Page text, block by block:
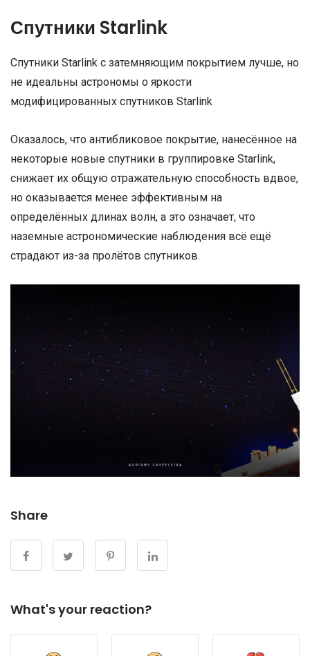
Спутники Starlink
Спутники Starlink с затемняющим покрытием лучше, но
не идеальны астрономы о яркости
модифицированных спутников Starlink
Оказалось, что антибликовое покрытие, нанесённое на
некоторые новые спутники в группировке Starlink,
снижает их общую отражательную способность вдвое,
но оказывается менее эффективным на
определённых длинах волн, а это означает, что
наземные астрономические наблюдения всё ещё
страдают из-за пролётов спутников.
Share
What's your reaction?